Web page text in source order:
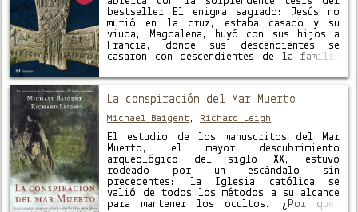
bestseller El enigma sagrado: Jesús no
murió en la cruz, estaba casado y su
viuda, Magdalena, huyó con sus hijos a
Francia, donde sus descendientes se
casaron con descendientes de la familia
linaje que se …
La conspiración del Mar Muerto
Michael Baigent , Richard Leigh
El estudio de los manuscritos del Mar
Muerto, el mayor descubrimiento
arqueológico del siglo XX, estuvo
rodeado por un escándalo sin
precedentes: la Iglesia católica se
valió de todos los métodos a su alcance
para mantener los ocultos. ¿Por qué?